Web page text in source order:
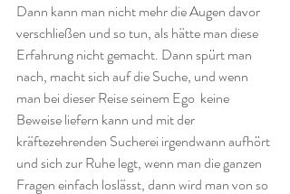
Dann kann man nicht mehr die Augen davor
verschließen und so tun, als hätte man diese
Erfahrung nicht gemacht. Dann spürt man
nach, macht sich auf die Suche, und wenn
man bei dieser Reise seinem Ego  keine
Beweise liefern kann und mit der
kräftezehrenden Sucherei irgendwann aufhört
und sich zur Ruhe legt, wenn man die ganzen
Fragen einfach loslässt, dann wird man von so